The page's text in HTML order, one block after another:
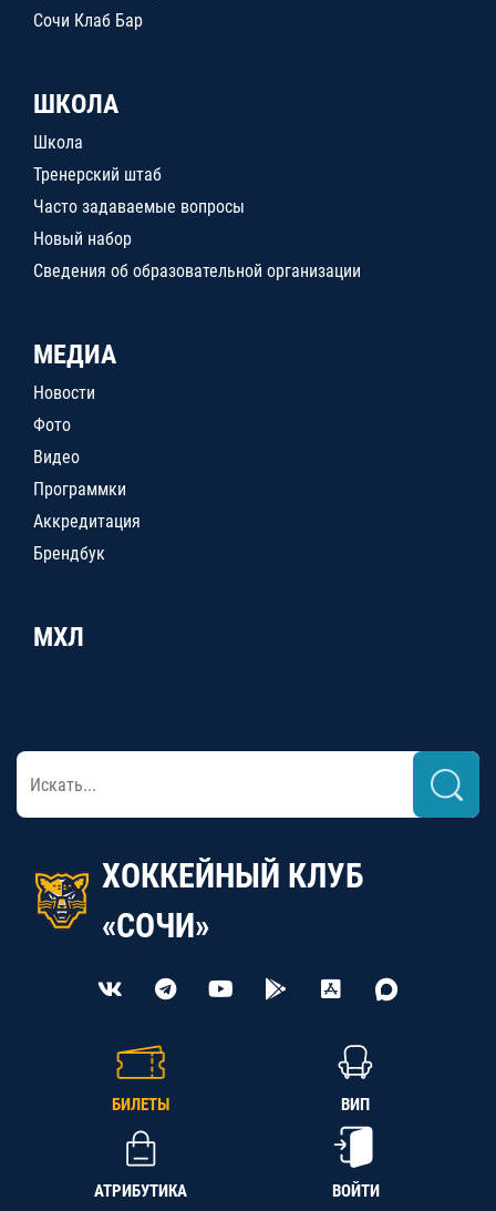
Сочи Клаб Бар
ШКОЛА
Школа
Тренерский штаб
Часто задаваемые вопросы
Новый набор
Сведения об образовательной организации
МЕДИА
Новости
Фото
Видео
Программки
Аккредитация
Брендбук
МХЛ
ХОККЕЙНЫЙ КЛУБ
«СОЧИ»
БИЛЕТЫ ВИП
АТРИБУТИКА ВОЙТИ